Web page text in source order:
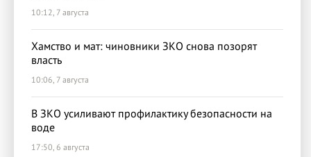
10:12, 7 августа
Хамство и мат: чиновники ЗКО снова позорят
власть
10:06, 7 августа
В ЗКО усиливают профилактику безопасности на
воде
17:50, 6 августа